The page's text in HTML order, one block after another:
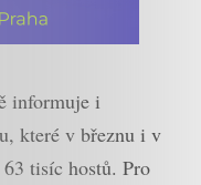
informuje i
které v březnu i v
tisíc hostů. Pro